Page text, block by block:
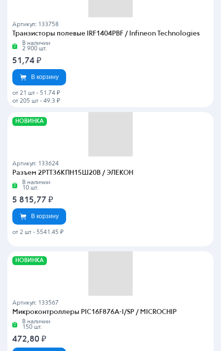
Артикул: 133758
Транзисторы полевые IRF1404PBF / Infineon Technologies
В наличии
2 900 шт.
51,74 ₽
В корзину
от 21 шт - 51.74 ₽
от 205 шт - 49.3 ₽
НОВИНКА
Артикул: 133624
Разъем 2РТТ36КПН15Ш20В / ЭЛЕКОН
В наличии
10 шт.
5 815,77 ₽
В корзину
от 2 шт - 5541.45 ₽
НОВИНКА
Артикул: 133567
Микроконтроллеры PIC16F876A-I/SP / MICROCHIP
В наличии
150 шт.
472,80 ₽